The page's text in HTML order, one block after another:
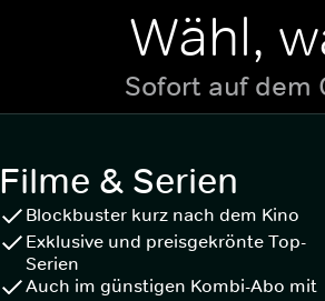
Wähl,
Sofort auf dem
Filme & Serien
Blockbuster kurz nach dem Kino
Exklusive und preisgekrönte Top-
Serien
Auch im günstigen Kombi-Abo mit